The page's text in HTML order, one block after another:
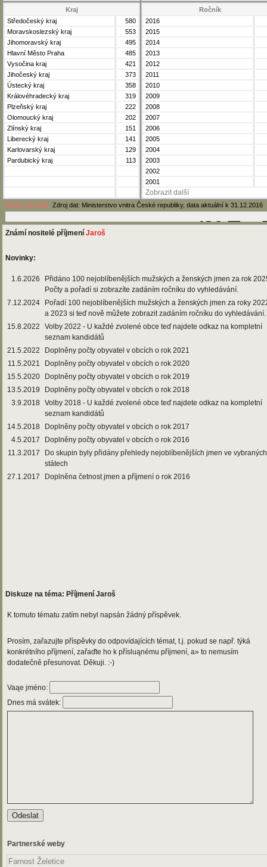
Kraj
Středočeský kraj
580
Moravskoslezský kraj
553
Jihomoravský kraj
495
Hlavní Město Praha
485
Vysočina kraj
421
Jihočeský kraj
373
Ústecký kraj
358
Královéhradecký kraj
319
Plzeňský kraj
222
Olomoucký kraj
202
Zlínský kraj
151
Liberecký kraj
141
Karlovarský kraj
129
Pardubický kraj
113
Ročník
2016
2015
2014
2013
2012
2011
2010
2009
2008
2007
2006
2005
2004
2003
2002
2001
Zobrazit další
Verze pro tisk Zdroj dat: Ministerstvo vnitra České republiky, data aktuální k 31.12.2016
Známí nositelé příjmení Jaroš
Novinky:
1.6.2026
Přidáno 100 nejoblíbenějších mužských a ženských jmen za rok
Počty a pořadí si zobrazíte zadáním ročníku do vyhledávání.
7.12.2024
Pořadí 100 nejoblíbenějších mužských a ženských jmen za roky
a 2023 si teď nově můžete zobrazit zadáním ročníku do vyhledávání.
15.8.2022
Volby 2022 - U každé zvolené obce teď najdete odkaz na kompletní
seznam kandidátů
21.5.2022
Doplněny počty obyvatel v obcích o rok 2021
11.5.2021
Doplněny počty obyvatel v obcích o rok 2020
15.5.2020
Doplněny počty obyvatel v obcích o rok 2019
13.5.2019
Doplněny počty obyvatel v obcích o rok 2018
3.9.2018 Volby 2018 - U každé zvolené obce teď najdete odkaz na kompletní
seznam kandidátů
14.5.2018
Doplněny počty obyvatel v obcích o rok 2017
4.5.2017
Doplněny počty obyvatel v obcích o rok 2016
11.3.2017
Do skupin byly přidány přehledy nejoblíbenějších jmen ve vybraných
státech
27.1.2017
Doplněna četnost jmen a příjmení o rok 2016
Diskuze na téma: Příjmení Jaroš
K tomuto tématu zatím nebyl napsán žádný příspěvek.
Prosím, zařazujte příspěvky do odpovídajících témat, t.j. pokud se např. týká
konkrétního příjmení, zařaďte ho k přísluąnému příjmení, a» to nemusím
dodatečně přesunovat. Děkuji. :-)
Vaąe jméno:
Dnes má svátek:
Partnerské weby
Farnost Želetice